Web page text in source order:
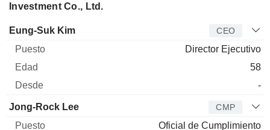
Investment Co., Ltd.
Director Puesto
Eung-Suk Kim CEO
Director Ejecutivo
58
-
Jong-Rock Lee CMP
Oficial de Cumplimiento